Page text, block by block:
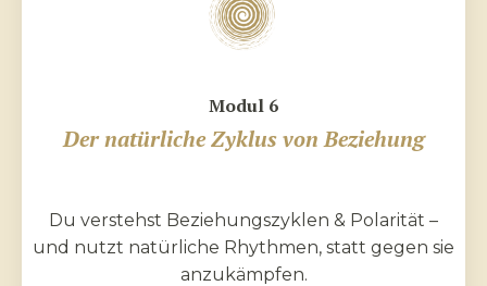
Modul 6
Der natürliche Zyklus von Beziehung
Du verstehst Beziehungszyklen & Polarität –
und nutzt natürliche Rhythmen, statt gegen sie
anzukämpfen.